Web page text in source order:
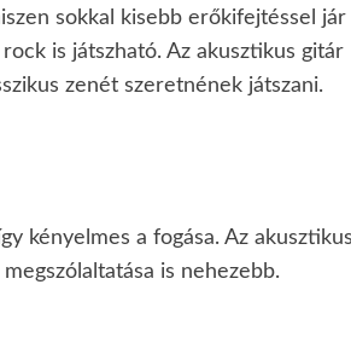
sokkal kisebb erőkifejtéssel jár
is játszható. Az akusztikus gitár
zenét szeretnének játszani.
kényelmes a fogása. Az akusztikus
is nehezebb.